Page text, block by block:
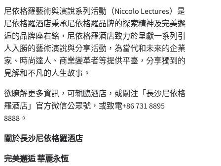
尼依格羅藝術與演說系列活動（Niccolo Lectures）是
尼依格羅酒店秉承尼依格羅品牌的探索精神及完美邂
逅的品牌座右銘，尼依格羅酒店致力於呈獻一系列引
人入勝的藝術演說與分享活動，為當代和未來的企業
家、時尚達人、商業變革者等提供平臺，分享獨到的
見解和不凡的人生故事。
欲瞭解更多資訊，可親臨酒店，或關注「長沙尼依格
羅酒店」官方微信公眾號，或致電+86 731 8895
8888 。
關於長沙尼依格羅酒店
完美邂逅華麗永恆